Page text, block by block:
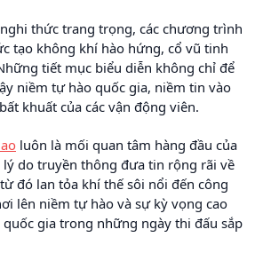
thức trang trọng, các chương trình
tạo không khí hào hứng, cổ vũ tinh
tiết mục biểu diễn không chỉ để
niềm tự hào quốc gia, niềm tin vào
khuất của các vận động viên.
luôn là mối quan tâm hàng đầu của
do truyền thông đưa tin rộng rãi về
đó lan tỏa khí thế sôi nổi đến công
lên niềm tự hào và sự kỳ vọng cao
gia trong những ngày thi đấu sắp